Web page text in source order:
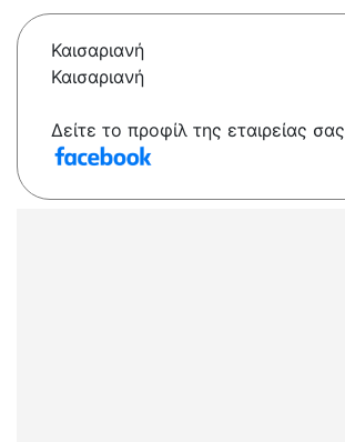
Καισαριανή
Καισαριανή
Δείτε το προφίλ της εταιρείας σας